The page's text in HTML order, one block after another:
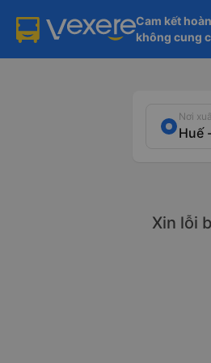
Cam kết
không cung
Nơi
Xin lỗi